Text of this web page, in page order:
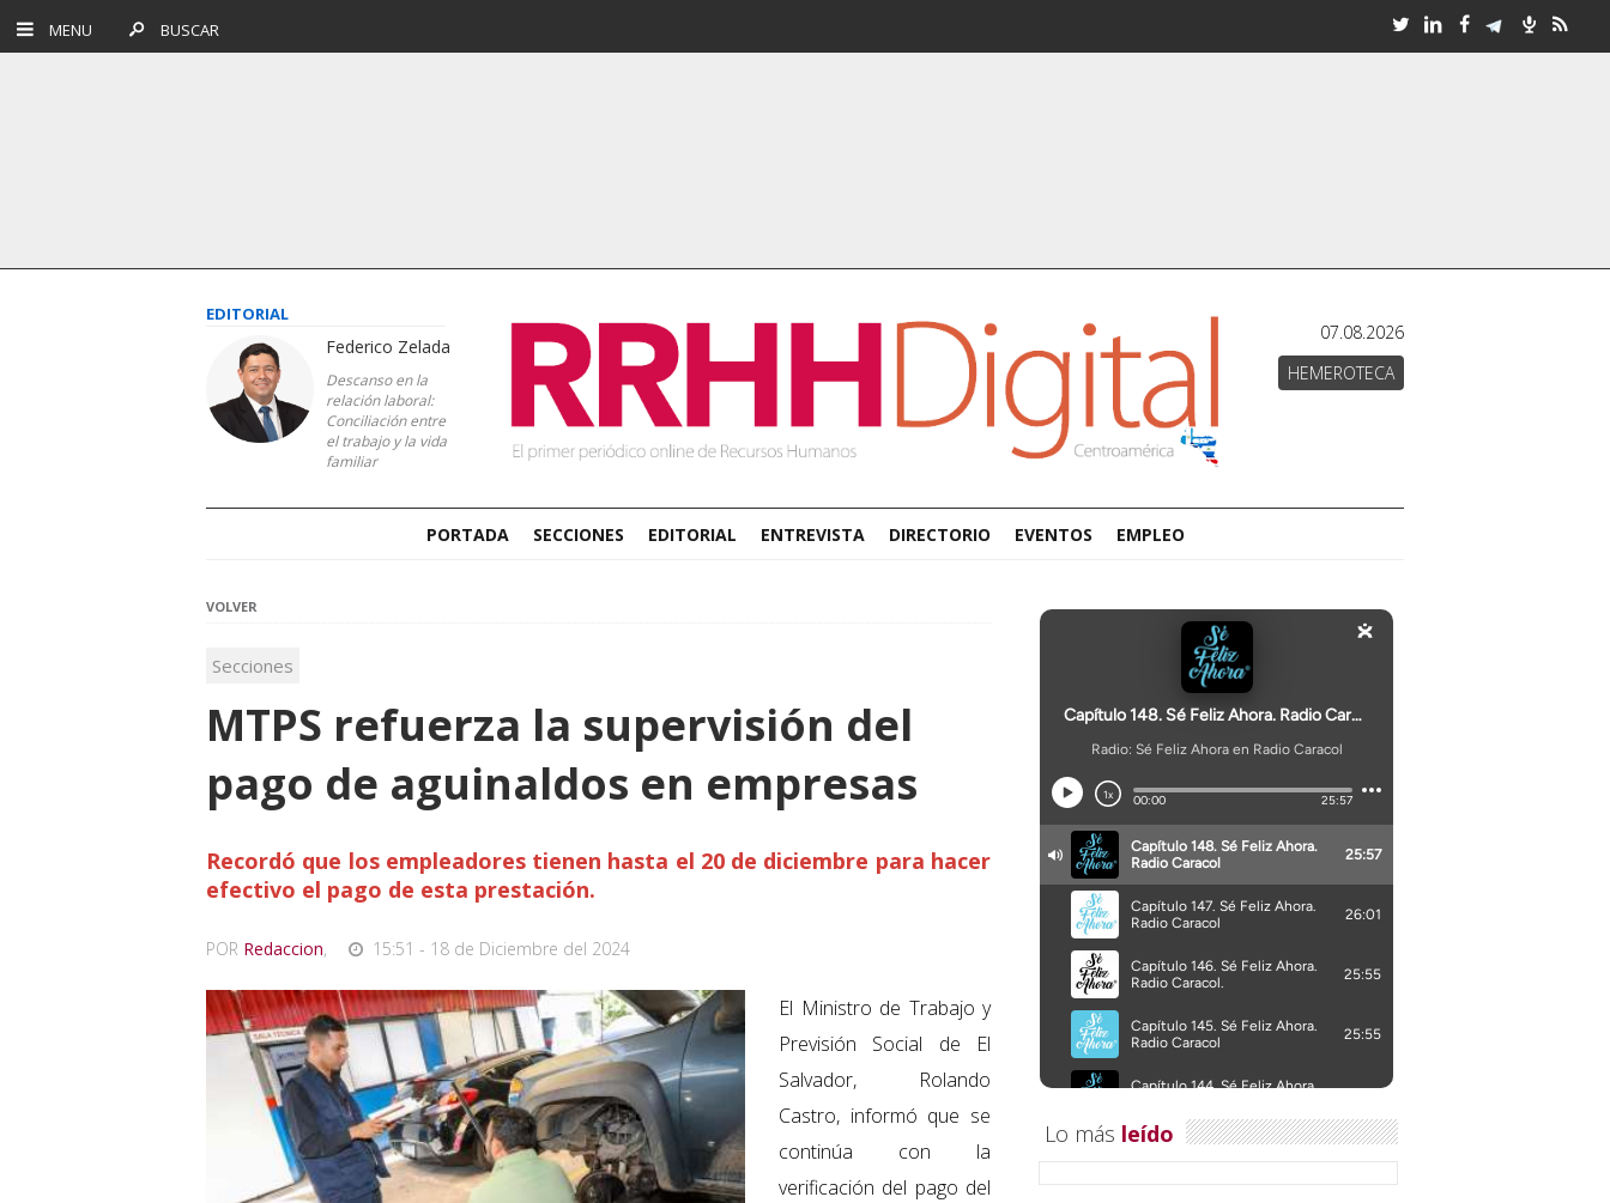
MENU BUSCAR
EDITORIAL
Federico Zelada
Descanso en la
relación laboral:
Conciliación entre
el trabajo y la vida
familiar
07.08.2026
HEMEROTECA
PORTADA SECCIONES EDITORIAL ENTREVISTA DIRECTORIO EVENTOS EMPLEO
VOLVER
Secciones
MTPS refuerza la supervisión del
pago de aguinaldos en empresas
Recordó que los empleadores tienen hasta el 20 de diciembre para hacer
efectivo el pago de esta prestación.
POR Redaccion, 15:51 - 18 de Diciembre del 2024
El Ministro de Trabajo y
Previsión Social de El
Salvador, Rolando
Castro, informó que se
continúa con la
verificación del pago del
Lo más leído